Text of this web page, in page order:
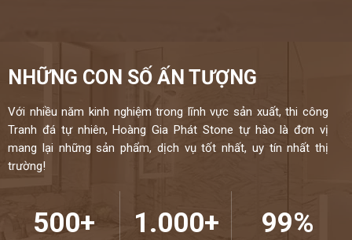
NHỮNG CON SỐ ẤN TƯỢNG
Với nhiều năm kinh nghiệm trong lĩnh vực sản xuất, thi công
Tranh đá tự nhiên, Hoàng Gia Phát Stone tự hào là đơn vị
mang lại những sản phẩm, dịch vụ tốt nhất, uy tín nhất thị
trường!
500+ 1.000+ 99%